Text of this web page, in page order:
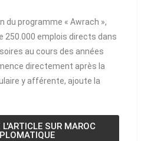
du programme « Awrach »,
250.000 emplois directs dans
au cours des années
directement après la
y afférente, ajoute la
SUR MAROC